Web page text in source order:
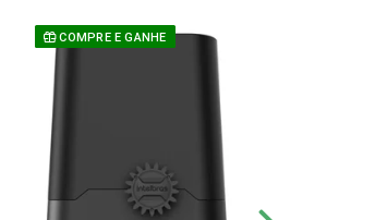
COMPRE E GANHE